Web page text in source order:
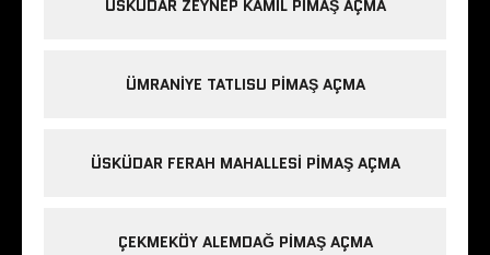
ÜSKÜDAR ZEYNEP KAMIL PIMAŞ AÇMA
ÜMRANIYE TATLISU PIMAŞ AÇMA
ÜSKÜDAR FERAH MAHALLESI PIMAŞ AÇMA
ÇEKMEKÖY ALEMDAĞ PIMAŞ AÇMA